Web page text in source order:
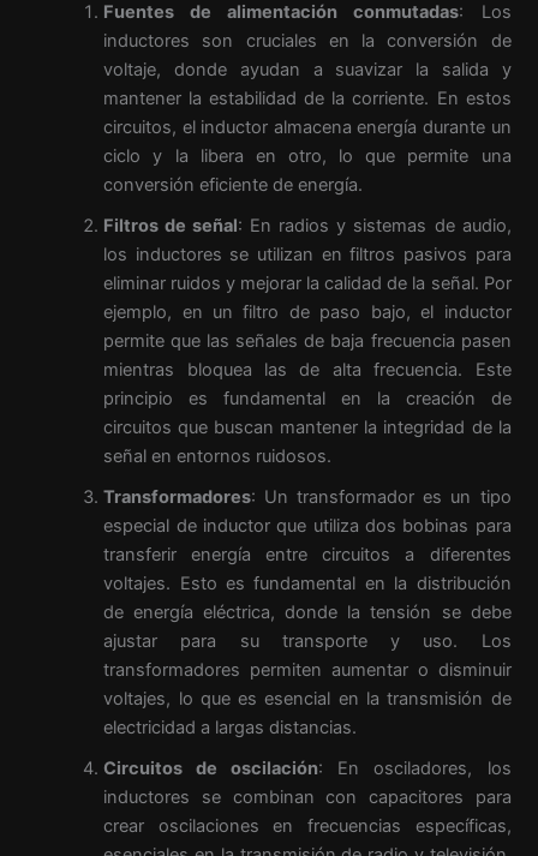
Fuentes de alimentación conmutadas: Los
inductores son cruciales en la conversión de
voltaje, donde ayudan a suavizar la salida y
mantener la estabilidad de la corriente. En estos
circuitos, el inductor almacena energía durante un
ciclo y la libera en otro, lo que permite una
conversión eficiente de energía.
Filtros de señal: En radios y sistemas de audio,
los inductores se utilizan en filtros pasivos para
eliminar ruidos y mejorar la calidad de la señal. Por
ejemplo, en un filtro de paso bajo, el inductor
permite que las señales de baja frecuencia pasen
mientras bloquea las de alta frecuencia. Este
principio es fundamental en la creación de
circuitos que buscan mantener la integridad de la
señal en entornos ruidosos.
Transformadores: Un transformador es un tipo
especial de inductor que utiliza dos bobinas para
transferir energía entre circuitos a diferentes
voltajes. Esto es fundamental en la distribución
de energía eléctrica, donde la tensión se debe
ajustar para su transporte y uso. Los
transformadores permiten aumentar o disminuir
voltajes, lo que es esencial en la transmisión de
electricidad a largas distancias.
Circuitos de oscilación: En osciladores, los
inductores se combinan con capacitores para
crear oscilaciones en frecuencias específicas,